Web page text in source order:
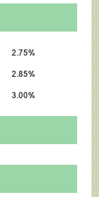
2.75%
2.85%
3.00%